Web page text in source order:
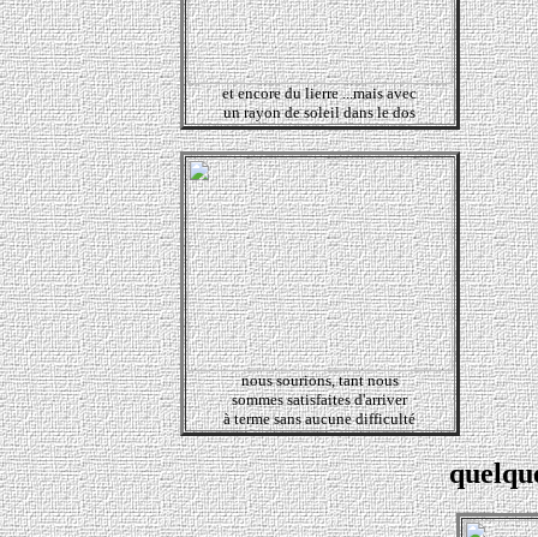
et encore du lierre ...mais avec
un rayon de soleil dans le dos
nous sourions, tant nous
sommes satisfaites d'arriver
à terme sans aucune difficulté
quelques